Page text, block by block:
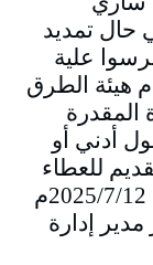
حال تمديد
10% لمن يرسوا علية
هيئة الطرق
7/ شهادة المقدرة
أدني أو
للتقديم للعطاء
وفتح الصندوق يوم السبت الموافق 2025/7/12م
مدير إدارة